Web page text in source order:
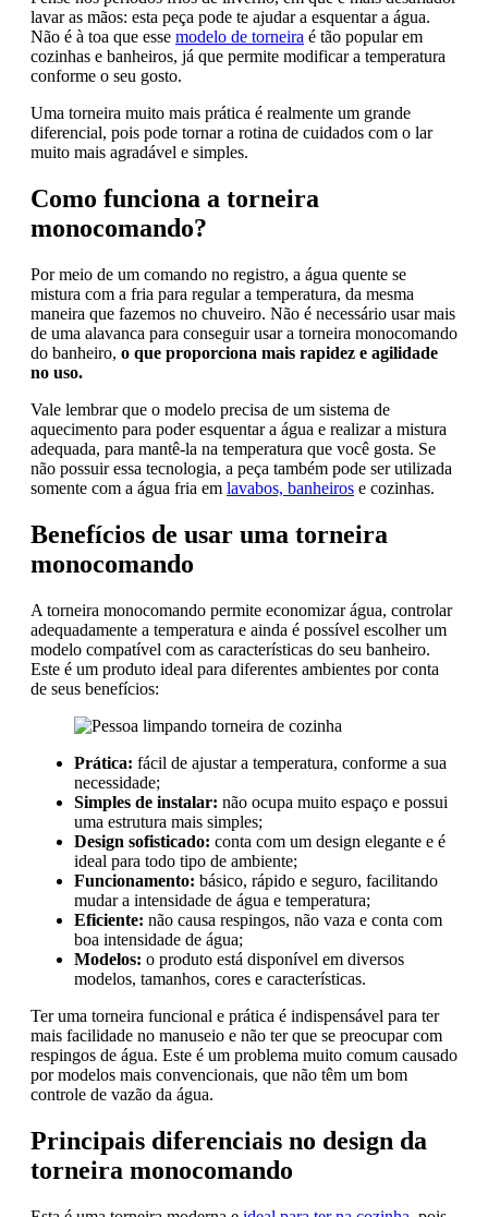
lavar as mãos: esta peça pode te ajudar a esquentar a água.
Não é à toa que esse modelo de torneira é tão popular em
cozinhas e banheiros, já que permite modificar a temperatura
conforme o seu gosto.
Uma torneira muito mais prática é realmente um grande
diferencial, pois pode tornar a rotina de cuidados com o lar
muito mais agradável e simples.
Como funciona a torneira
monocomando?
Por meio de um comando no registro, a água quente se
mistura com a fria para regular a temperatura, da mesma
maneira que fazemos no chuveiro. Não é necessário usar mais
de uma alavanca para conseguir usar a torneira monocomando
do banheiro, o que proporciona mais rapidez e agilidade
no uso.
Vale lembrar que o modelo precisa de um sistema de
aquecimento para poder esquentar a água e realizar a mistura
adequada, para mantê-la na temperatura que você gosta. Se
não possuir essa tecnologia, a peça também pode ser utilizada
somente com a água fria em lavabos, banheiros e cozinhas.
Benefícios de usar uma torneira
monocomando
A torneira monocomando permite economizar água, controlar
adequadamente a temperatura e ainda é possível escolher um
modelo compatível com as características do seu banheiro.
Este é um produto ideal para diferentes ambientes por conta
de seus benefícios:
Prática: fácil de ajustar a temperatura, conforme a sua
necessidade;
Simples de instalar: não ocupa muito espaço e possui
uma estrutura mais simples;
Design sofisticado: conta com um design elegante e é
ideal para todo tipo de ambiente;
Funcionamento: básico, rápido e seguro, facilitando
mudar a intensidade de água e temperatura;
Eficiente: não causa respingos, não vaza e conta com
boa intensidade de água;
Modelos: o produto está disponível em diversos
modelos, tamanhos, cores e características.
Ter uma torneira funcional e prática é indispensável para ter
mais facilidade no manuseio e não ter que se preocupar com
respingos de água. Este é um problema muito comum causado
por modelos mais convencionais, que não têm um bom
controle de vazão da água.
Principais diferenciais no design da
torneira monocomando